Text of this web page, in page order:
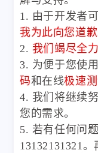
1. 由于开发者
我为此向您道歉
2. 我们竭尽全力
3. 为便于您使
码和在线极速
4. 我们将继续
您的需求。
5. 若有任何问
13132131321